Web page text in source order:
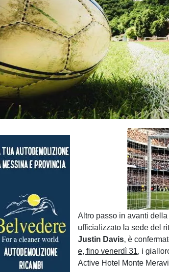
Altro passo in avanti
ufficializzato la sede del
Justin Davis, è
e, fino venerdì 31, i
Active Hotel Monte